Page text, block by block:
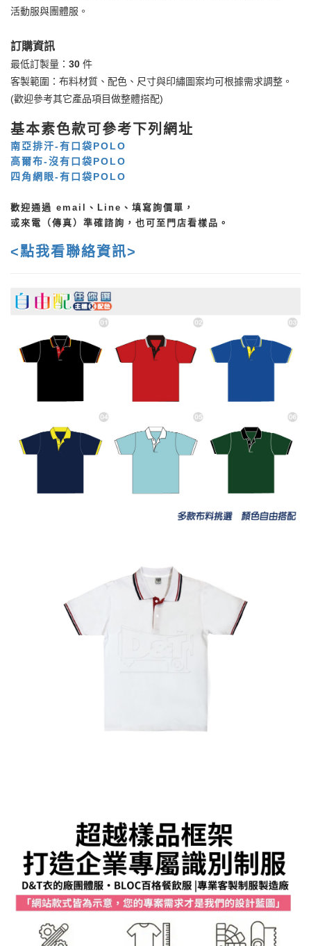
活動服與團體服。
訂購資訊
最低訂製量： 30 件
客製範圍：布料材質、配色、尺寸與印繡圖案均可根據需求調整。
(歡迎參考其它產品項目做整體搭配)
基本素色款可參考下列網址
南亞排汗-有口袋POLO
高爾布-沒有口袋POLO
四角網眼-有口袋POLO
歡迎通過 email、Line、填寫詢價單，
或來電（傳真）準確諮詢，也可至門店看樣品。
<點我看聯絡資訊>